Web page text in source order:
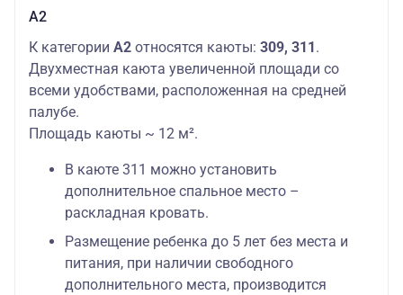
А2
К категории А2 относятся каюты: 309, 311 .
Двухместная каюта увеличенной площади со
всеми удобствами, расположенная на средней
палубе.
Площадь каюты ~ 12 м².
В каюте 311 можно установить
дополнительное спальное место –
раскладная кровать.
Размещение ребенка до 5 лет без места и
питания, при наличии свободного
дополнительного места, производится